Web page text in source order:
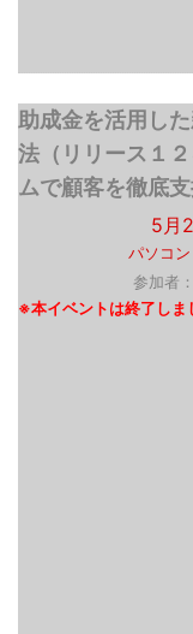
助成金を活用し
法（リリース１
ムで顧客を徹底支
5月
パソコ
参加者：